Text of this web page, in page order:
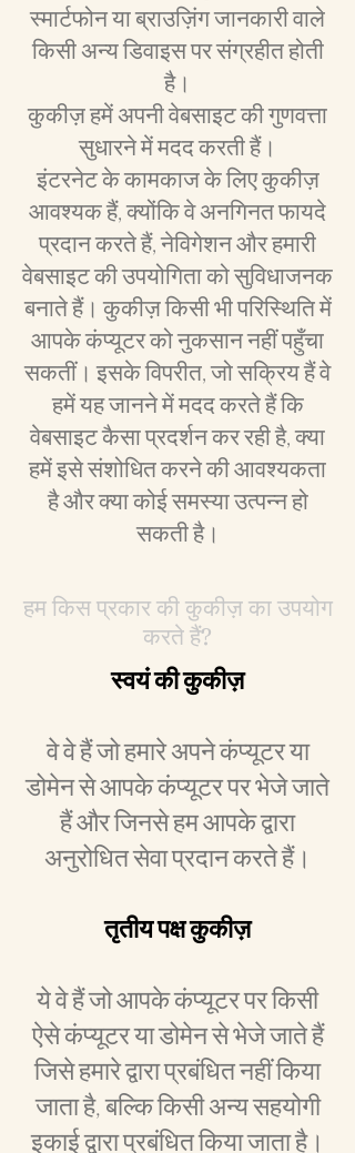
स्मार्टफोन या ब्राउज़िंग जानकारी वाले
किसी अन्य डिवाइस पर संग्रहीत होती
है।
कुकीज़ हमें अपनी वेबसाइट की गुणवत्ता
सुधारने में मदद करती हैं।
इंटरनेट के कामकाज के लिए कुकीज़
आवश्यक हैं, क्योंकि वे अनगिनत फायदे
प्रदान करते हैं, नेविगेशन और हमारी
वेबसाइट की उपयोगिता को सुविधाजनक
बनाते हैं। कुकीज़ किसी भी परिस्थिति में
आपके कंप्यूटर को नुकसान नहीं पहुँचा
सकतीं। इसके विपरीत, जो सक्रिय हैं वे
हमें यह जानने में मदद करते हैं कि
वेबसाइट कैसा प्रदर्शन कर रही है, क्या
हमें इसे संशोधित करने की आवश्यकता
है और क्या कोई समस्या उत्पन्न हो
सकती है।
हम किस प्रकार की कुकीज़ का उपयोग
करते हैं?
स्वयं की कुकीज़
वे वे हैं जो हमारे अपने कंप्यूटर या
डोमेन से आपके कंप्यूटर पर भेजे जाते
हैं और जिनसे हम आपके द्वारा
अनुरोधित सेवा प्रदान करते हैं।
तृतीय पक्ष कुकीज़
ये वे हैं जो आपके कंप्यूटर पर किसी
ऐसे कंप्यूटर या डोमेन से भेजे जाते हैं
जिसे हमारे द्वारा प्रबंधित नहीं किया
जाता है, बल्कि किसी अन्य सहयोगी
इकाई द्वारा प्रबंधित किया जाता है।